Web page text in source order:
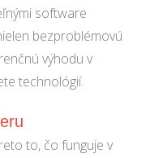
software
bezproblémovú
výhodu v
technológií.
to, čo funguje v